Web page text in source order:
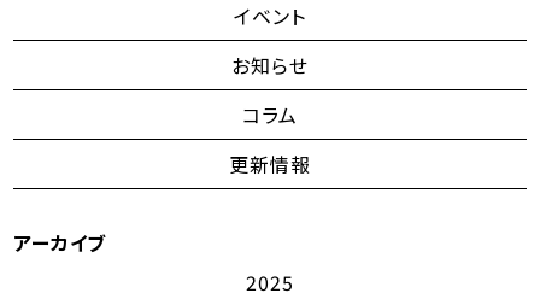
イベント
お知らせ
コラム
更新情報
アーカイブ
2025